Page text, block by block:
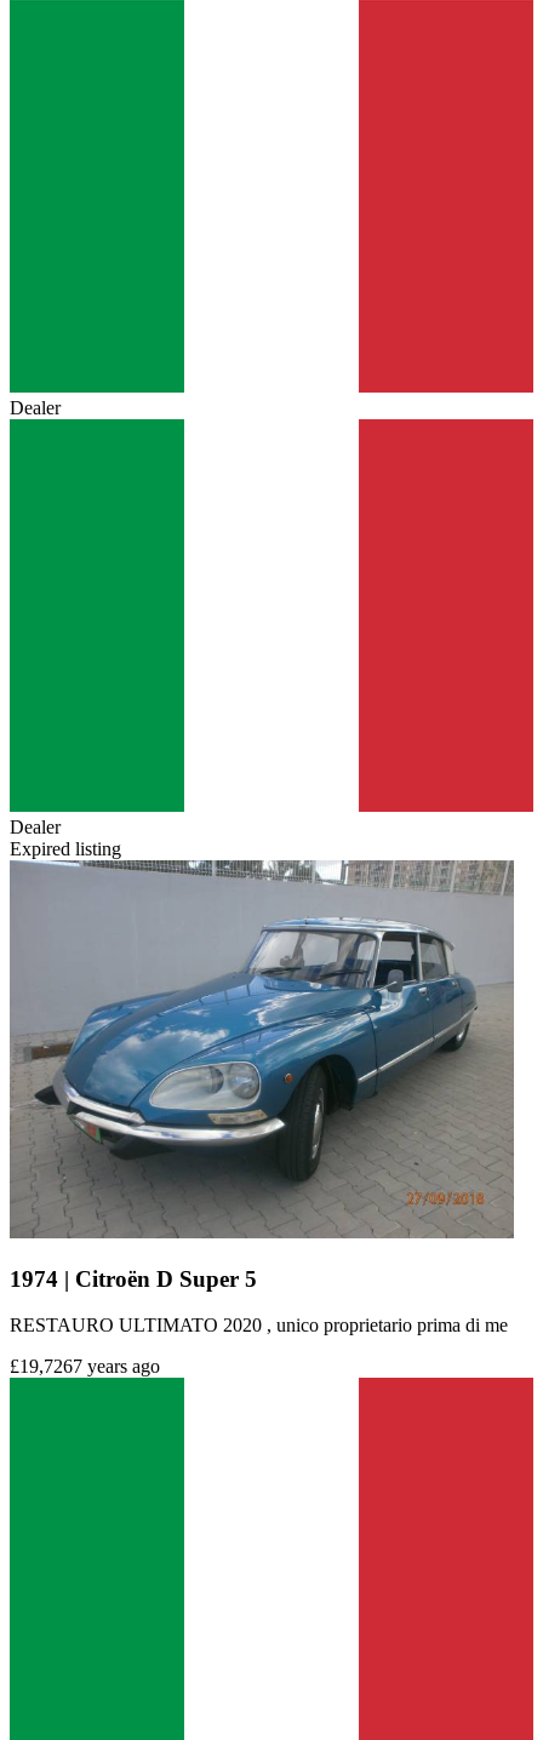
Dealer
Dealer
Expired listing
1974 | Citroën D Super 5
RESTAURO ULTIMATO 2020 , unico proprietario prima di me
£19,7267 years ago